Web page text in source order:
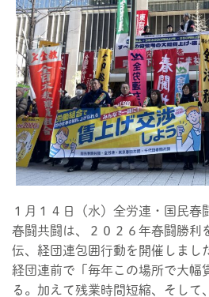
１月１４日（水）全労連・国民春
春闘共闘は、２０２６年春闘勝利
伝、経団連包囲行動を開催しまし
経団連前で「毎年この場所で大幅
る。加えて残業時間短縮、そして